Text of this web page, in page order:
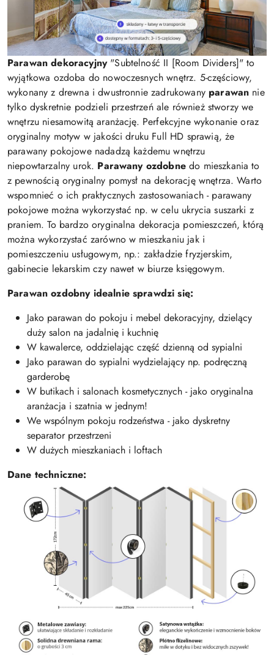
Parawan dekoracyjny"Subtelność II [Room Dividers]" to
wyjątkowa ozdoba do nowoczesnych wnętrz. 5-częściowy,
wykonany z drewna i dwustronnie zadrukowany parawan nie
tylko dyskretnie podzieli przestrzeń ale również stworzy we
wnętrzu niesamowitą aranżację. Perfekcyjne wykonanie oraz
oryginalny motyw w jakości druku Full HD sprawią, że
parawany pokojowe nadadzą każdemu wnętrzu
niepowtarzalny urok. Parawany ozdobnedo mieszkania to
z pewnością oryginalny pomysł na dekorację wnętrza. Warto
wspomnieć o ich praktycznych zastosowaniach - parawany
pokojowe można wykorzystać np. w celu ukrycia suszarki z
praniem. To bardzo oryginalna dekoracja pomieszczeń, którą
można wykorzystać zarówno w mieszkaniu jak i
pomieszczeniu usługowym, np.: zakładzie fryzjerskim,
gabinecie lekarskim czy nawet w biurze księgowym.
Parawan ozdobny idealnie sprawdzi się:
Jako parawan do pokoju i mebel dekoracyjny, dzielący
duży salon na jadalnię i kuchnię
W kawalerce, oddzielając część dzienną od sypialni
Jako parawan do sypialni wydzielający np. podręczną
garderobę
W butikach i salonach kosmetycznych - jako oryginalna
aranżacja i szatnia w jednym!
We wspólnym pokoju rodzeństwa - jako dyskretny
separator przestrzeni
W dużych mieszkaniach i loftach
Dane techniczne: